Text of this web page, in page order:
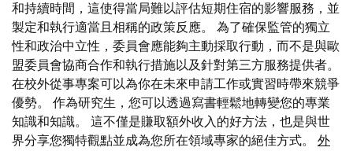
和持續時間，這使得當局難以評估短期住宿的影響服務，並
製定和執行適當且相稱的政策反應。 為了確保監管的獨立
性和政治中立性，委員會應能夠主動採取行動，而不是與歐
盟委員會協商合作和執行措施以及針對第三方服務提供者。
在校外從事專案可以為你在未來申請工作或實習時帶來競爭
優勢。 作為研究生，您可以透過寫書輕鬆地轉變您的專業
知識和知識。 這不僅是賺取額外收入的好方法，也是與世
界分享您獨特觀點並成為您所在領域專家的絕佳方式。 外